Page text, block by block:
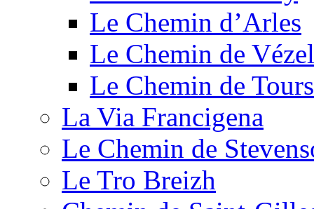
Le Chemin d’Arles
Le Chemin de
Le Chemin de Tours
La Via Francigena
Le Chemin de
Le Tro Breizh